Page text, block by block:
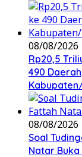
08/08/2026
Rp20,5
490
08/08/2026
Soal
Natar Buka